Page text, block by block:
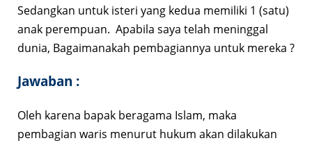
Sedangkan untuk isteri yang kedua memiliki 1 (satu)
anak perempuan. Apabila saya telah meninggal
dunia, Bagaimanakah pembagiannya untuk mereka ?
Jawaban :
Oleh karena bapak beragama Islam, maka
pembagian waris menurut hukum akan dilakukan